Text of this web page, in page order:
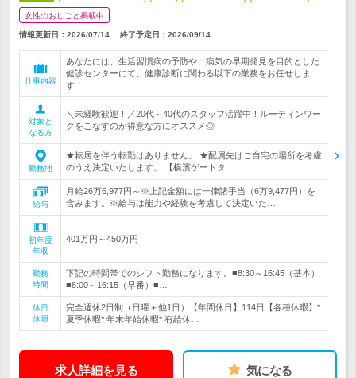
女性のおしごと掲載中
情報更新日：2026/07/14 終了予定日： 2026/09/14
仕事内容
あなたには、生活習慣病の予防や、病気の早期発見を目的とした
健診センターにて、健康診断に関わる以下の業務をお任せしま
す！
対象と
なる方
＼未経験歓迎！／20代～40代のスタッフ活躍中！ルーティンワー
クをこなすのが得意な方にオススメ◎
勤務地
★転居を伴う転勤はありません。 ★配属先はご自宅の場所を考慮
のうえ決定いたします。 【横濱ゲートタ…
給与
月給26万6,977円～※上記金額には一律諸手当（6万9,477円）を
含みます。※給与は能力や経験を考慮して決定いた…
初年度
年収
401万円～450万円
勤務
時間
下記の時間帯でのシフト勤務になります。■8:30～16:45（基本）
■8:00～16:15（早番）■…
休日
休暇
完全週休2日制（日曜＋他1日）【年間休日】114日【各種休暇】*
夏季休暇* 年末年始休暇* 有給休…
求人詳細を見る 気になる